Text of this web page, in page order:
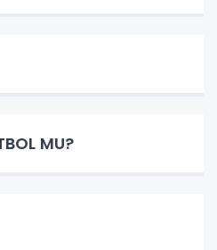
MU?